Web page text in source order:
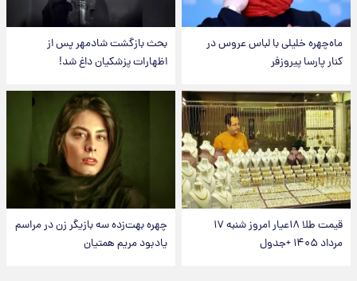
ماه‌چهره خلیلی با لباس عروس در
کنار پارسا پیروزفر
بحث بازگشت شادمهر پس از
اظهارات پزشکیان داغ شد!
قیمت طلا ۱۸عیار امروز شنبه ۱۷
مرداد ۱۴۰۵ +جدول
چهره بهت‌زده سه بازیگر زن در مراسم
یادبود مریم همتیان